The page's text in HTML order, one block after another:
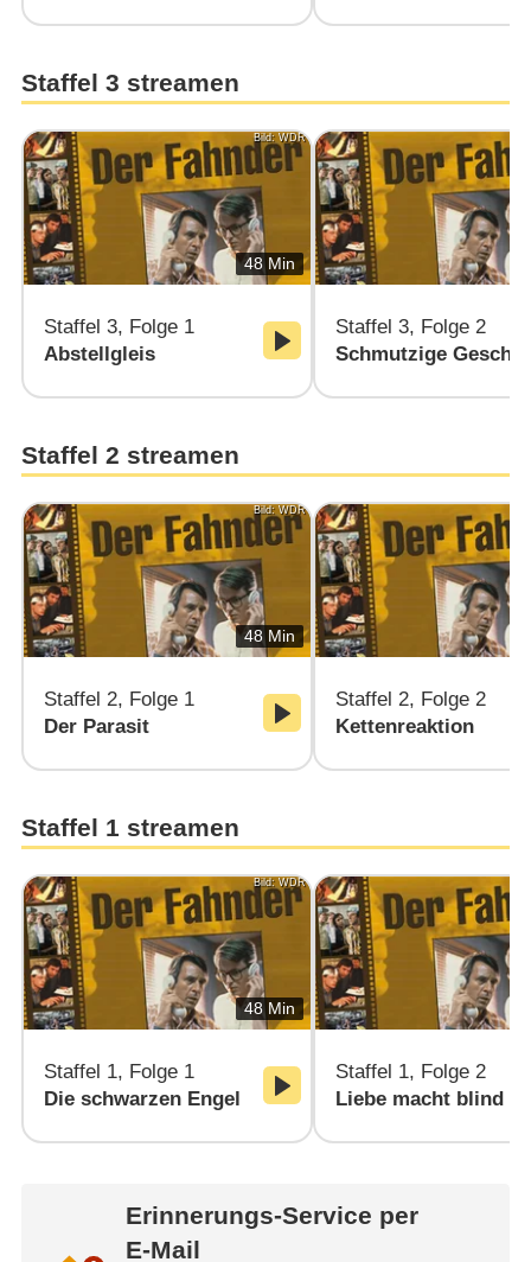
Staffel 3 streamen
Bild: WDR
48 Min
Staffel 3, Folge 1
Abstellgleis
Staffel 3, Folge 2
Schmutzige
Staffel 2 streamen
Bild: WDR
48 Min
Staffel 2, Folge 1
Der Parasit
Staffel 2, Folge 2
Kettenreaktion
Staffel 1 streamen
Bild: WDR
48 Min
Staffel 1, Folge 1
Die schwarzen Engel
Staffel 1, Folge 2
Liebe macht blind
Erinnerungs-Service per
E-Mail